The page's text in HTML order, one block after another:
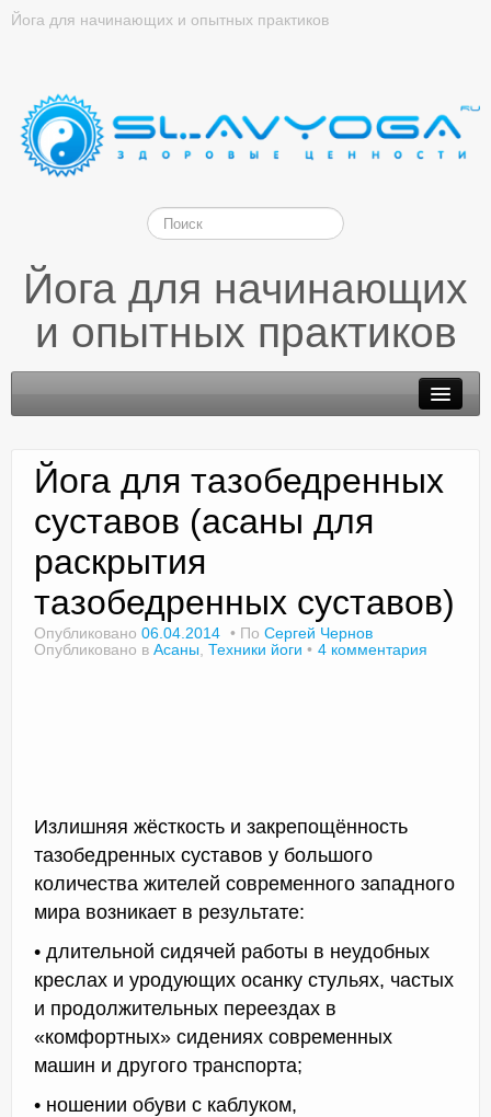
Йога для начинающих и опытных практиков
Йога для начинающих
и опытных практиков
Доктор Чернов
Методика SLAVYOGA
Йога для тазобедренных
суставов (асаны для
раскрытия
тазобедренных суставов)
Опубликовано 06.04.2014 По Сергей Чернов
Опубликовано в Асаны Техники йоги 4 комментария
Излишняя жёсткость и закрепощённость
тазобедренных суставов у большого
количества жителей современного западного
мира возникает в результате:
• длительной сидячей работы в неудобных
креслах и уродующих осанку стульях, частых
и продолжительных переездах в
«комфортных» сидениях современных
машин и другого транспорта;
• ношении обуви с каблуком,